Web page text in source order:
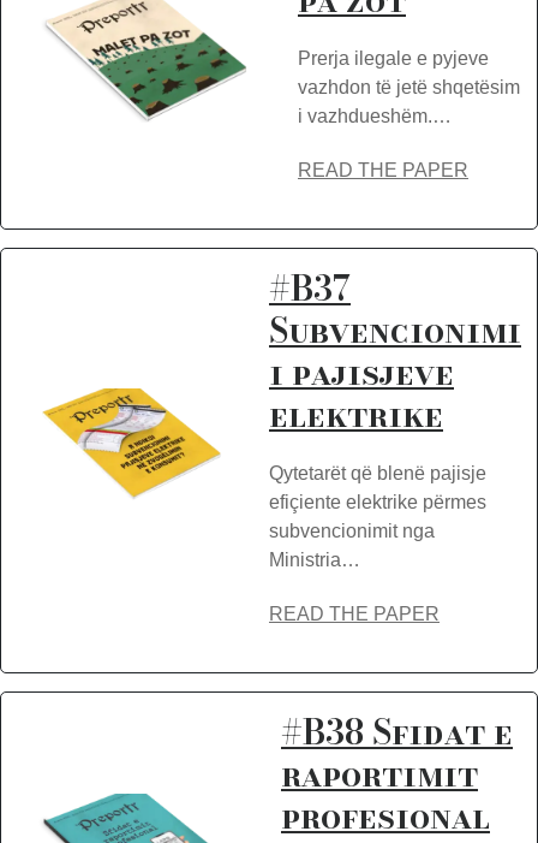
Prerja ilegale e pyjeve
vazhdon të jetë shqetësim
i vazhdueshëm.…
READ THE PAPER
#B37
Subvencionimi
i pajisjeve
elektrike
Qytetarët që blenë pajisje
efiçiente elektrike përmes
subvencionimit nga
Ministria…
READ THE PAPER
#B38 Sfidat e
raportimit
profesional